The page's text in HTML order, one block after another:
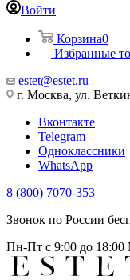
Войти
Корзина0
Избранные
estet@estet.ru
г. Москва, ул.
Вконтакте
Telegram
Одноклассники
WhatsApp
8 (800) 7070-353
Звонок по России
Пн-Пт с 9:00 до 18:00